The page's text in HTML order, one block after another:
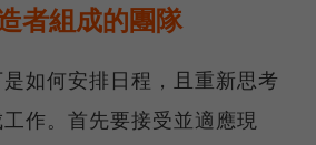
者組成的團隊
如何安排日程，且重新思考
作。首先要接受並適應現